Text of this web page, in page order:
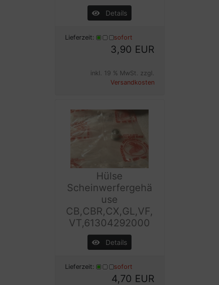
Details
Lieferzeit: sofort
3,90 EUR
inkl. 19 % MwSt. zzgl.
Versandkosten
Hülse
Scheinwerfergehä
use
CB,CBR,CX,GL,VF,
VT,61304292000
Details
Lieferzeit: sofort
4,70 EUR